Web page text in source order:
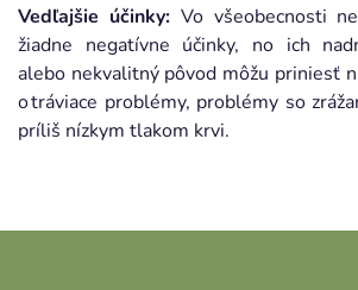
Vedľajšie účinky:Vo všeobecnosti
žiadne negatívne účinky, no ich
alebo nekvalitný pôvod môžu priniesť
o tráviace problémy, problémy so
príliš nízkym tlakom krvi.